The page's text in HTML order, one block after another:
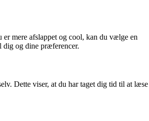
mere afslappet og cool, kan du vælge en
dig og dine præferencer.
Dette viser, at du har taget dig tid til at læse